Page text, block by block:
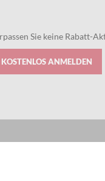
Sie keine Rabatt-
KOSTENLOS ANMELDEN